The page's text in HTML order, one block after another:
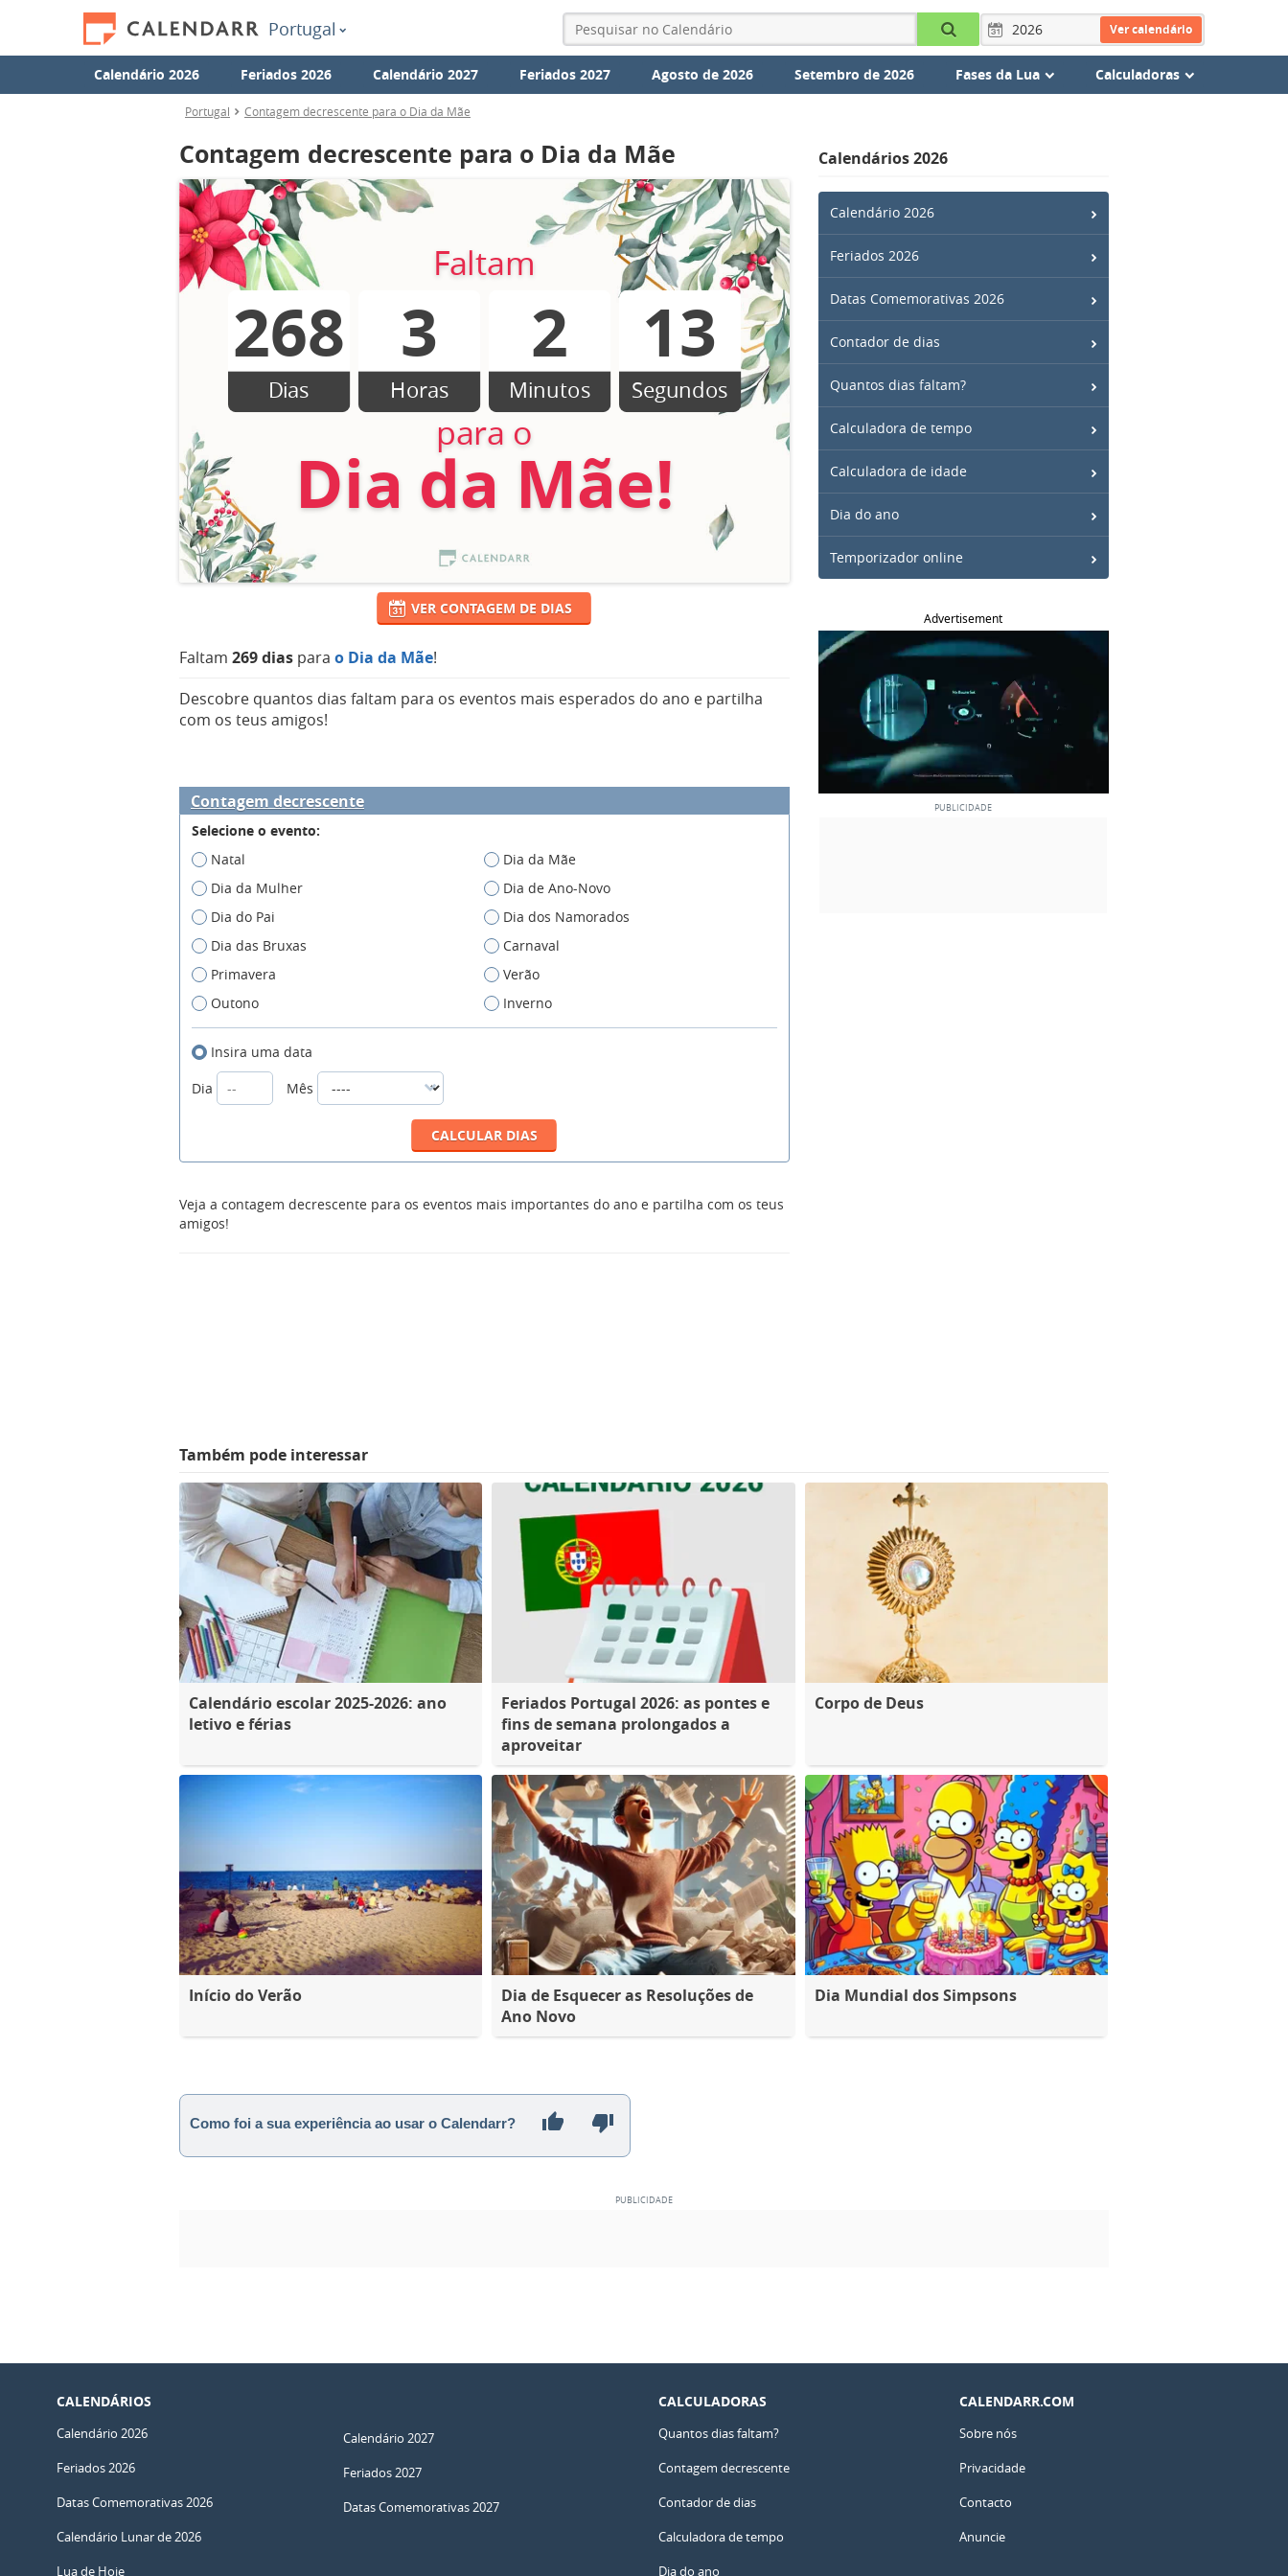
Portugal Ver calendário
Calendário 2026 Feriados 2026 Calendário 2027 Feriados 2027 Agosto de 2026 Setembro de 2026 Fases da Lua Calculadoras
Portugal Contagem decrescente para o Dia da Mãe
Contagem decrescente para o Dia da Mãe
Faltam
268
Dias
3
Horas
2
Minutos
13
Segundos
para o
Dia da Mãe!
VER CONTAGEM DE DIAS
Faltam 269 dias para o Dia da Mãe!
Descobre quantos dias faltam para os eventos mais esperados do ano e partilha
com os teus amigos!
Contagem decrescente
Selecione o evento:
Natal
Dia da Mãe
Dia da Mulher
Dia de Ano-Novo
Dia do Pai
Dia dos Namorados
Dia das Bruxas
Carnaval
Primavera
Verão
Outono
Inverno
Insira uma data
Dia
Mês
Veja a contagem decrescente para os eventos mais importantes do ano e partilha com os teus
amigos!
Calendários 2026
Calendário 2026
Feriados 2026
Datas Comemorativas 2026
Contador de dias
Quantos dias faltam?
Calculadora de tempo
Calculadora de idade
Dia do ano
Temporizador online
Advertisement
Também pode interessar
Calendário escolar 2025-2026: ano
letivo e férias
Feriados Portugal 2026: as pontes e
fins de semana prolongados a
aproveitar
Corpo de Deus
Início do Verão
Dia de Esquecer as Resoluções de
Ano Novo
Dia Mundial dos Simpsons
Como foi a sua experiência ao usar o Calendarr?
CALENDÁRIOS
Calendário 2026
Feriados 2026
Datas Comemorativas 2026
Calendário Lunar de 2026
Lua de Hoje
Calendário 2027
Feriados 2027
Datas Comemorativas 2027
CALCULADORAS
Quantos dias faltam?
Contagem decrescente
Contador de dias
Calculadora de tempo
Dia do ano
CALENDARR.COM
Sobre nós
Privacidade
Contacto
Anuncie